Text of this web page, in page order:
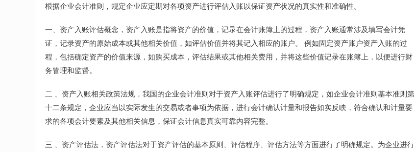
根据企业会计准则，规定企业应定期对各项资产进行评估入账以保证资产状况的真实性和准确性。
一、资产入账评估概念，资产入账是指将资产的价值，记录在会计账簿上的过程，资产入账通常涉及填写会计凭
证，记录资产的原始成本或其他相关价值，如评估价值并将其记入相应的账户。 例如固定资产账户资产入账的过
程，包括确定资产的价值来源，如购买成本，评估结果或其他相关费用，并将这些价值记录在账簿上，以便进行财
务管理和监督。
二 、资产入账相关政策法规，我国的企业会计准则对于资产入账评估进行了明确规定，如企业会计准则基本准则第
十二条规定，企业应当以实际发生的交易或者事项为依据，进行会计确认计量和报告如实反映，符合确认和计量要
求的各项会计要素及其他相关信息，保证会计信息真实可靠内容完整。
三 、资产评估法，资产评估法对于资产评估的基本原则、评估程序、评估方法等方面进行了明确规定。为企业进行